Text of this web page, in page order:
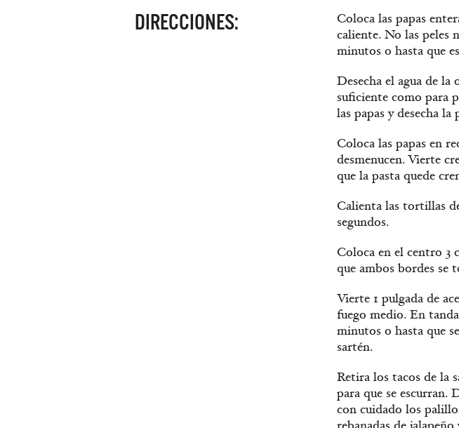
DIRECCIONES:
Coloca las papas
caliente. No las peles
minutos o hasta que
Desecha el agua de la
suficiente como para
las papas y desecha la
Coloca las papas en
desmenucen. Vierte
que la pasta quede
Calienta las tortillas
segundos.
Coloca en el centro 3
que ambos bordes se
Vierte 1 pulgada de
fuego medio. En
minutos o hasta que
sartén.
Retira los tacos de la
para que se escurran.
con cuidado los